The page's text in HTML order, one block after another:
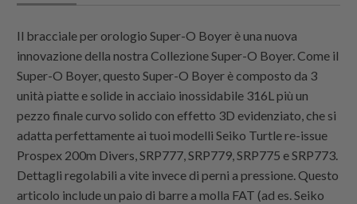
Il bracciale per orologio Super-O Boyer è una nuova
innovazione della nostra Collezione Super-O Boyer. Come il
Super-O Boyer, questo Super-O Boyer è composto da 3
unità piatte e solide in acciaio inossidabile 316L più un
pezzo finale curvo solido con effetto 3D evidenziato, che si
adatta perfettamente ai tuoi modelli Seiko Turtle re-issue
Prospex 200m Divers, SRP777, SRP779, SRP775 e SRP773.
Dettagli regolabili a vite invece di perni a pressione. Questo
articolo include un paio di barre a molla FAT (ad es. Seiko